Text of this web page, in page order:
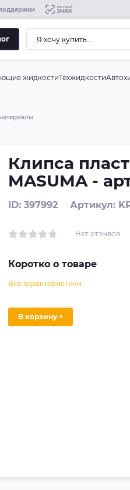
жидкостиТехжидкости
Клипса
MASUMA -
ID: 397992 Артикул:
Нет отзывов
Коротко о товаре
Все характеристики
В корзину +